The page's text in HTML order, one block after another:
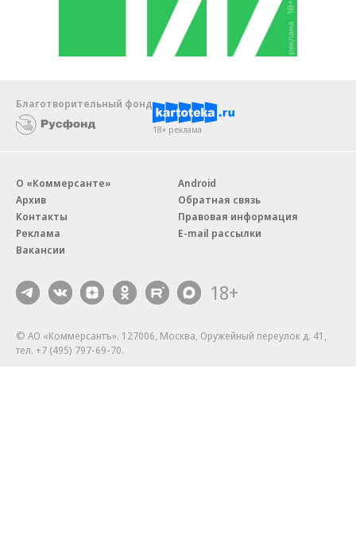
Благотворительный фонд
18+ реклама
О «Коммерсанте»
Архив
Контакты
Реклама
Вакансии
Android
Обратная связь
Правовая информация
E-mail рассылки
18+
© АО «Коммерсантъ». 127006, Москва, Оружейный переулок д. 41,
тел. +7 (495) 797-69-70.